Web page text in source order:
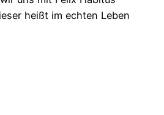
heißt im echten Leben